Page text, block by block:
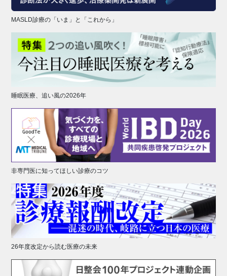
MASLD診療の「いま」と「これから」
睡眠医療、追い風の2026年
非専門医に知ってほしい診療のコツ
26年度改定から読む医療の未来